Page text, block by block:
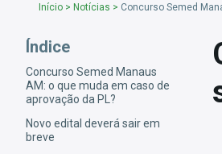
Início > Notícias > Concurso Semed
Índice
Concurso Semed Manaus
AM: o que muda em caso de
aprovação da PL?
Novo edital deverá sair em
breve